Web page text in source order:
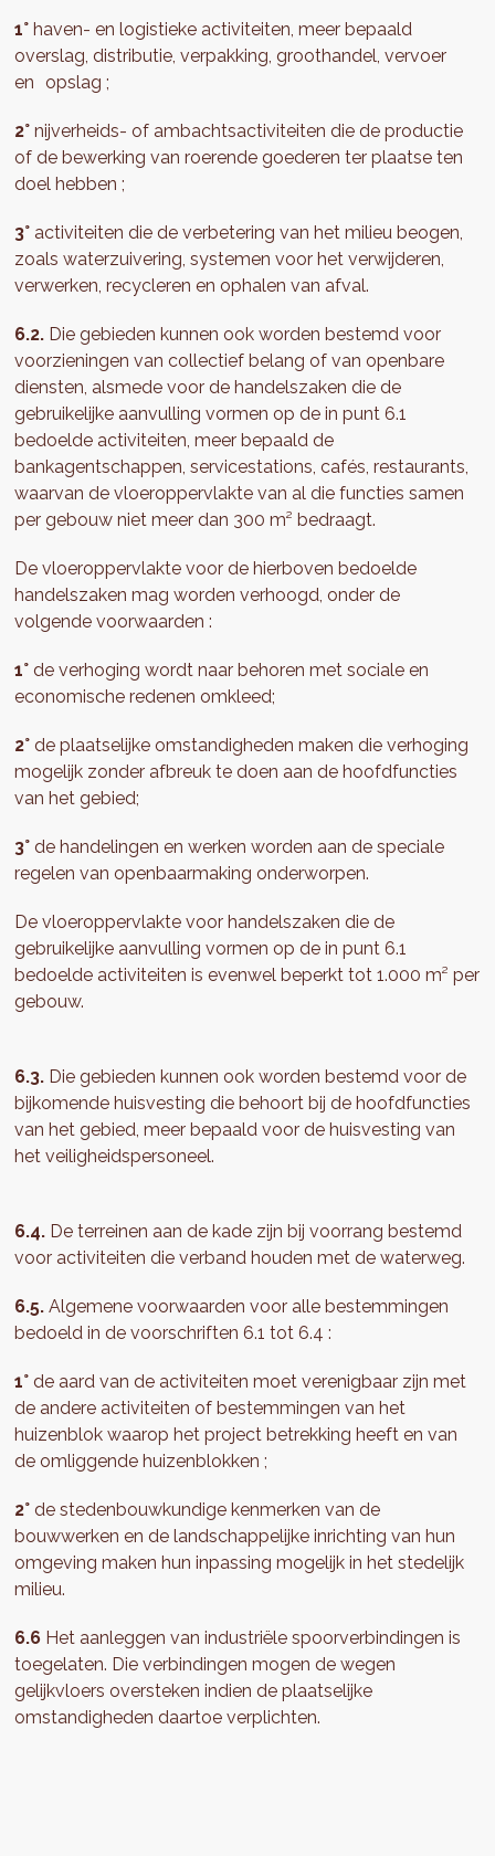
1° haven- en logistieke activiteiten, meer bepaald
overslag, distributie, verpakking, groothandel, vervoer
en opslag ;
2°nijverheids- of ambachtsactiviteiten die de productie
of de bewerking van roerende goederen ter plaatse ten
doel hebben ;
3° activiteiten die de verbetering van het milieu beogen,
zoals waterzuivering, systemen voor het verwijderen,
verwerken, recycleren en ophalen van afval.
6.2. Die gebieden kunnen ook worden bestemd voor
voorzieningen van collectief belang of van openbare
diensten, alsmede voor de handelszaken die de
gebruikelijke aanvulling vormen op de in punt 6.1
bedoelde activiteiten, meer bepaald de
bankagentschappen, servicestations, cafés, restaurants,
waarvan de vloeroppervlakte van al die functies samen
per gebouw niet meer dan 300 m² bedraagt.
De vloeroppervlakte voor de hierboven bedoelde
handelszaken mag worden verhoogd, onder de
volgende voorwaarden :
1°de verhoging wordt naar behoren met sociale en
economische redenen omkleed;
2°de plaatselijke omstandigheden maken die verhoging
mogelijk zonder afbreuk te doen aan de hoofdfuncties
van het gebied;
3°de handelingen en werken worden aan de speciale
regelen van openbaarmaking onderworpen.
De vloeroppervlakte voor handelszaken die de
gebruikelijke aanvulling vormen op de in punt 6.1
bedoelde activiteiten is evenwel beperkt tot 1.000 m² per
gebouw.
6.3. Die gebieden kunnen ook worden bestemd voor de
bijkomende huisvesting die behoort bij de hoofdfuncties
van het gebied, meer bepaald voor de huisvesting van
het veiligheidspersoneel.
6.4. De terreinen aan de kade zijn bij voorrang bestemd
voor activiteiten die verband houden met de waterweg.
6.5.Algemene voorwaarden voor alle bestemmingen
bedoeld in de voorschriften 6.1 tot 6.4 :
1°de aard van de activiteiten moet verenigbaar zijn met
de andere activiteiten of bestemmingen van het
huizenblok waarop het project betrekking heeft en van
de omliggende huizenblokken ;
2°de stedenbouwkundige kenmerken van de
bouwwerken en de landschappelijke inrichting van hun
omgeving maken hun inpassing mogelijk in het stedelijk
milieu.
6.6 Het aanleggen van industriële spoorverbindingen is
toegelaten. Die verbindingen mogen de wegen
gelijkvloers oversteken indien de plaatselijke
omstandigheden daartoe verplichten.